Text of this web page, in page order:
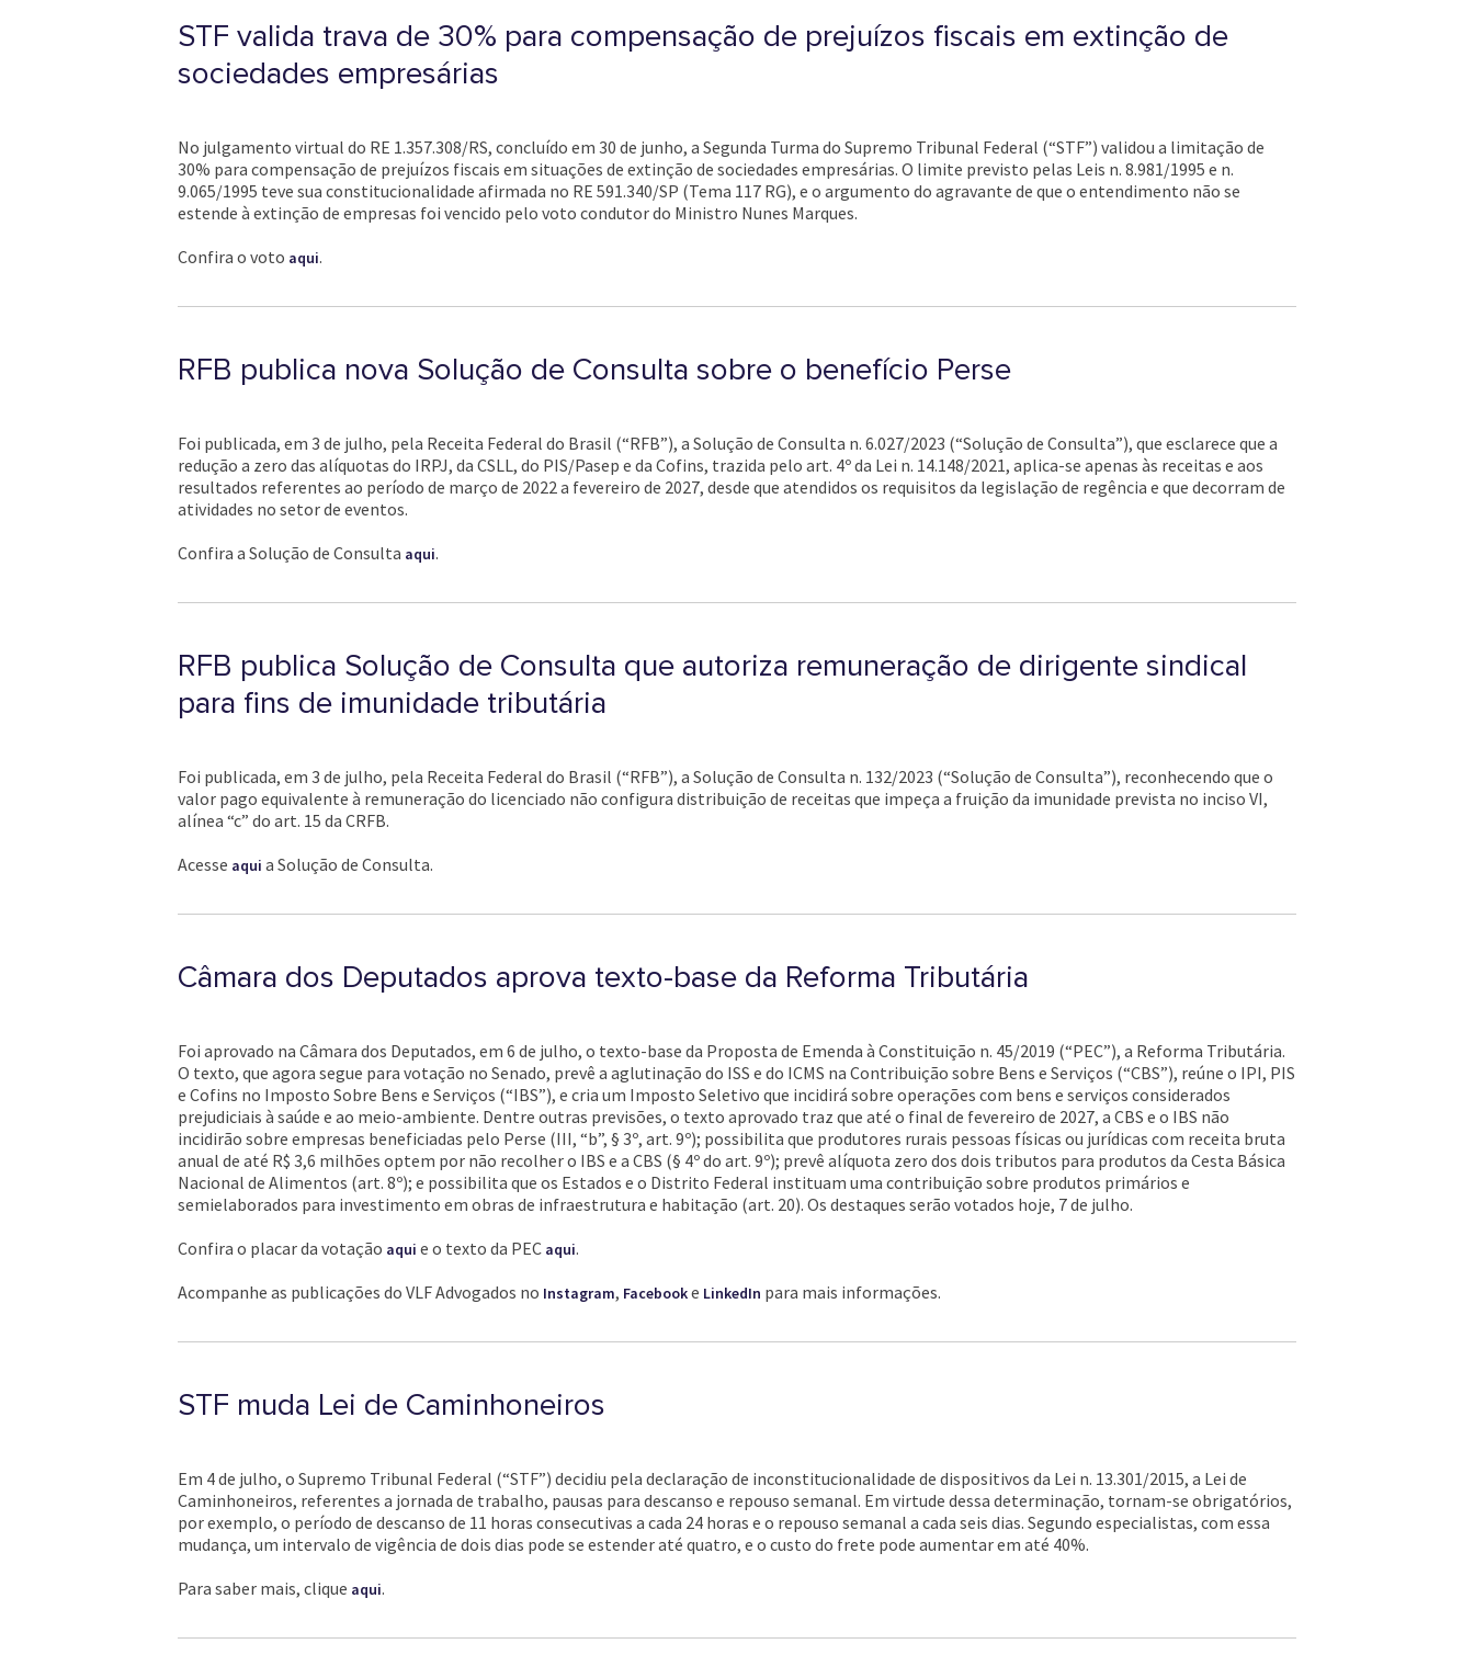
STF valida trava de 30% para compensação de prejuízos fiscais em extinção de
sociedades empresárias
No julgamento virtual do RE 1.357.308/RS, concluído em 30 de junho, a Segunda Turma do Supremo Tribunal Federal (“STF”) validou a limitação de
30% para compensação de prejuízos fiscais em situações de extinção de sociedades empresárias. O limite previsto pelas Leis n. 8.981/1995 e n.
9.065/1995 teve sua constitucionalidade afirmada no RE 591.340/SP (Tema 117 RG), e o argumento do agravante de que o entendimento não se
estende à extinção de empresas foi vencido pelo voto condutor do Ministro Nunes Marques.
Confira o voto aqui.
RFB publica nova Solução de Consulta sobre o benefício Perse
Foi publicada, em 3 de julho, pela Receita Federal do Brasil (“RFB”), a Solução de Consulta n. 6.027/2023 (“Solução de Consulta”), que esclarece que a
redução a zero das alíquotas do IRPJ, da CSLL, do PIS/Pasep e da Cofins, trazida pelo art. 4º da Lei n. 14.148/2021, aplica-se apenas às receitas e aos
resultados referentes ao período de março de 2022 a fevereiro de 2027, desde que atendidos os requisitos da legislação de regência e que decorram de
atividades no setor de eventos.
Confira a Solução de Consulta aqui.
RFB publica Solução de Consulta que autoriza remuneração de dirigente sindical
para fins de imunidade tributária
Foi publicada, em 3 de julho, pela Receita Federal do Brasil (“RFB”), a Solução de Consulta n. 132/2023 (“Solução de Consulta”), reconhecendo que o
valor pago equivalente à remuneração do licenciado não configura distribuição de receitas que impeça a fruição da imunidade prevista no inciso VI,
alínea “c” do art. 15 da CRFB.
Acesse aqui a Solução de Consulta.
Câmara dos Deputados aprova texto-base da Reforma Tributária
Foi aprovado na Câmara dos Deputados, em 6 de julho, o texto-base da Proposta de Emenda à Constituição n. 45/2019 (“PEC”), a Reforma Tributária.
O texto, que agora segue para votação no Senado, prevê a aglutinação do ISS e do ICMS na Contribuição sobre Bens e Serviços (“CBS”), reúne o IPI, PIS
e Cofins no Imposto Sobre Bens e Serviços (“IBS”), e cria um Imposto Seletivo que incidirá sobre operações com bens e serviços considerados
prejudiciais à saúde e ao meio-ambiente. Dentre outras previsões, o texto aprovado traz que até o final de fevereiro de 2027, a CBS e o IBS não
incidirão sobre empresas beneficiadas pelo Perse (III, “b”, § 3º, art. 9º); possibilita que produtores rurais pessoas físicas ou jurídicas com receita bruta
anual de até R$ 3,6 milhões optem por não recolher o IBS e a CBS (§ 4º do art. 9º); prevê alíquota zero dos dois tributos para produtos da Cesta Básica
Nacional de Alimentos (art. 8º); e possibilita que os Estados e o Distrito Federal instituam uma contribuição sobre produtos primários e
semielaborados para investimento em obras de infraestrutura e habitação (art. 20). Os destaques serão votados hoje, 7 de julho.
Confira o placar da votação aqui e o texto da PEC aqui.
Acompanhe as publicações do VLF Advogados no Instagram, Facebooke LinkedIn para mais informações.
STF muda Lei de Caminhoneiros
Em 4 de julho, o Supremo Tribunal Federal (“STF”) decidiu pela declaração de inconstitucionalidade de dispositivos da Lei n. 13.301/2015, a Lei de
Caminhoneiros, referentes a jornada de trabalho, pausas para descanso e repouso semanal. Em virtude dessa determinação, tornam-se obrigatórios,
por exemplo, o período de descanso de 11 horas consecutivas a cada 24 horas e o repouso semanal a cada seis dias. Segundo especialistas, com essa
mudança, um intervalo de vigência de dois dias pode se estender até quatro, e o custo do frete pode aumentar em até 40%.
Para saber mais, clique aqui.